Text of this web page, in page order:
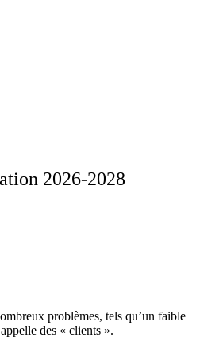
2026-2028
problèmes, tels qu’un faible
des « clients ».